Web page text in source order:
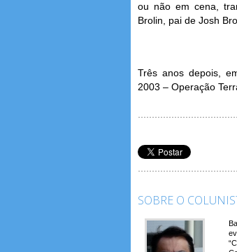
ou não em cena,
Brolin, pai de Josh
Três anos depois,
2003 – Operação
SOBRE O